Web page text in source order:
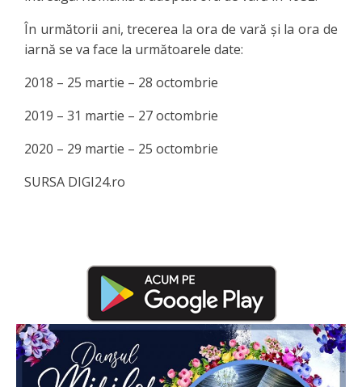
În următorii ani, trecerea la ora de vară şi la ora de
iarnă se va face la următoarele date:
2018 – 25 martie – 28 octombrie
2019 – 31 martie – 27 octombrie
2020 – 29 martie – 25 octombrie
SURSA DIGI24.ro